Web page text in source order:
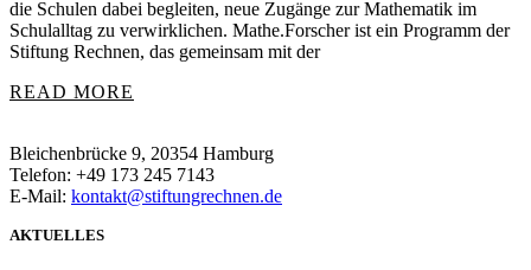
die Schulen dabei begleiten, neue Zugänge zur Mathematik im
Schulalltag zu verwirklichen. Mathe.Forscher ist ein Programm der
Stiftung Rechnen, das gemeinsam mit der
READ MORE
Bleichenbrücke 9, 20354 Hamburg
Telefon: +49 173 245 7143
E-Mail: kontakt@stiftungrechnen.de
AKTUELLES